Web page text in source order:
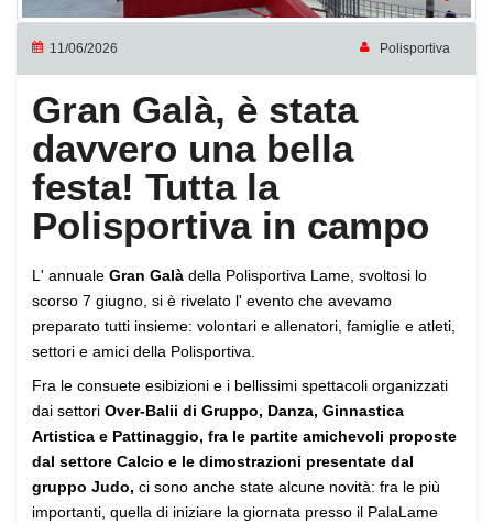
11/06/2026 Polisportiva
Gran Galà, è stata
davvero una bella
festa! Tutta la
Polisportiva in campo
L' annuale Gran Galà della Polisportiva Lame, svoltosi lo
scorso 7 giugno, si è rivelato l' evento che avevamo
preparato tutti insieme: volontari e allenatori, famiglie e atleti,
settori e amici della Polisportiva.
Fra le consuete esibizioni e i bellissimi spettacoli organizzati
dai settori Over-Balii di Gruppo, Danza, Ginnastica
Artistica e Pattinaggio, fra le partite amichevoli proposte
dal settore Calcio e le dimostrazioni presentate dal
gruppo Judo, ci sono anche state alcune novità: fra le più
importanti, quella di iniziare la giornata presso il PalaLame